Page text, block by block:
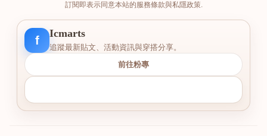
訂閱即表示同意本站的服務條款與私隱政策.
f
Icmarts
追蹤最新貼文、活動資訊與穿搭分享。
前往粉專